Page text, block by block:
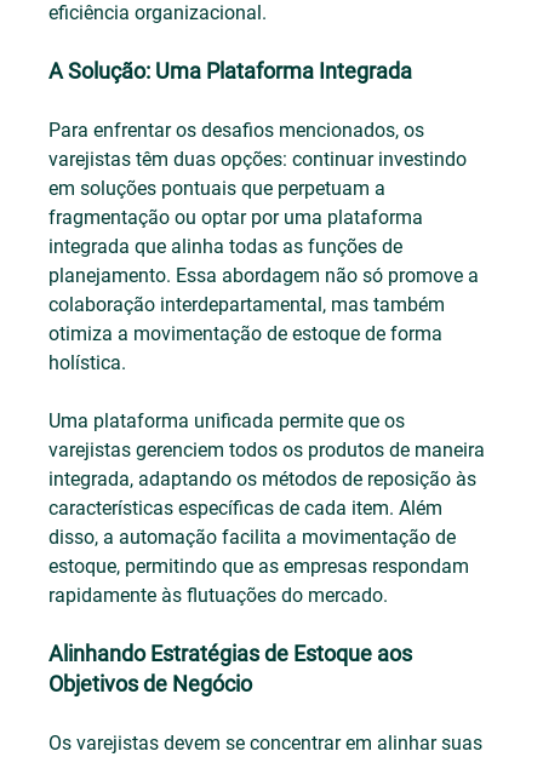
eficiência organizacional.
A Solução: Uma Plataforma Integrada
Para enfrentar os desafios mencionados, os
varejistas têm duas opções: continuar investindo
em soluções pontuais que perpetuam a
fragmentação ou optar por uma plataforma
integrada que alinha todas as funções de
planejamento. Essa abordagem não só promove a
colaboração interdepartamental, mas também
otimiza a movimentação de estoque de forma
holística.
Uma plataforma unificada permite que os
varejistas gerenciem todos os produtos de maneira
integrada, adaptando os métodos de reposição às
características específicas de cada item. Além
disso, a automação facilita a movimentação de
estoque, permitindo que as empresas respondam
rapidamente às flutuações do mercado.
Alinhando Estratégias de Estoque aos
Objetivos de Negócio
Os varejistas devem se concentrar em alinhar suas